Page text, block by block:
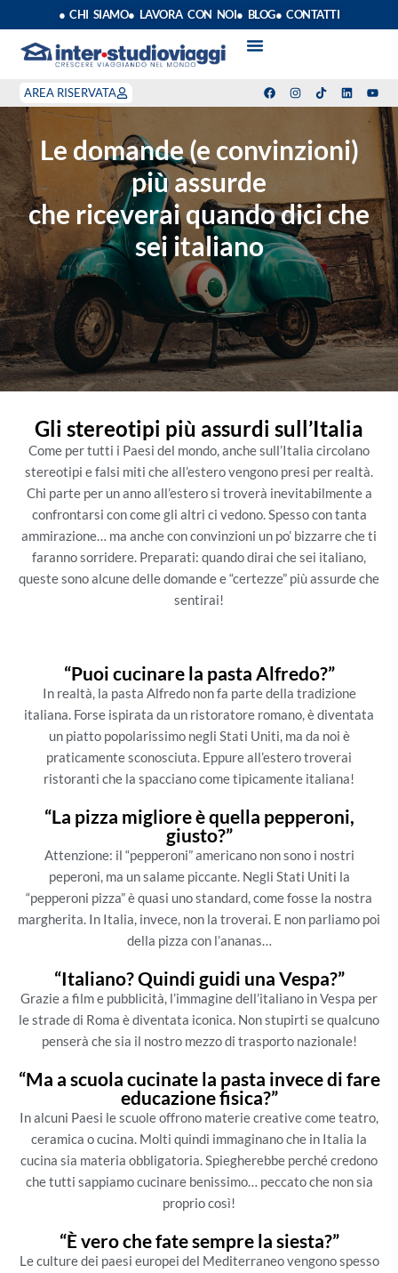
● CHI SIAMO● LAVORA CON NOI● BLOG● CONTATTI
AREA RISERVATA
Le domande (e convinzioni)
più assurde
che riceverai quando dici che
sei italiano
Gli stereotipi più assurdi sull’Italia
Come per tutti i Paesi del mondo, anche sull’Italia circolano
stereotipi e falsi miti che all’estero vengono presi per realtà.
Chi parte per un anno all’estero si troverà inevitabilmente a
confrontarsi con come gli altri ci vedono. Spesso con tanta
ammirazione… ma anche con convinzioni un po’ bizzarre che ti
faranno sorridere. Preparati: quando dirai che sei italiano,
queste sono alcune delle domande e “certezze” più assurde che
sentirai!
“Puoi cucinare la pasta Alfredo?”
In realtà, la pasta Alfredo non fa parte della tradizione
italiana. Forse ispirata da un ristoratore romano, è diventata
un piatto popolarissimo negli Stati Uniti, ma da noi è
praticamente sconosciuta. Eppure all’estero troverai
ristoranti che la spacciano come tipicamente italiana!
“La pizza migliore è quella pepperoni,
giusto?”
Attenzione: il “pepperoni” americano non sono i nostri
peperoni, ma un salame piccante. Negli Stati Uniti la
“pepperoni pizza” è quasi uno standard, come fosse la nostra
margherita. In Italia, invece, non la troverai. E non parliamo poi
della pizza con l’ananas…
“Italiano? Quindi guidi una Vespa?”
Grazie a film e pubblicità, l’immagine dell’italiano in Vespa per
le strade di Roma è diventata iconica. Non stupirti se qualcuno
penserà che sia il nostro mezzo di trasporto nazionale!
“Ma a scuola cucinate la pasta invece di fare
educazione fisica?”
In alcuni Paesi le scuole offrono materie creative come teatro,
ceramica o cucina. Molti quindi immaginano che in Italia la
cucina sia materia obbligatoria. Spiegherebbe perché credono
che tutti sappiamo cucinare benissimo… peccato che non sia
proprio così!
“È vero che fate sempre la siesta?”
Le culture dei paesi europei del Mediterraneo vengono spesso